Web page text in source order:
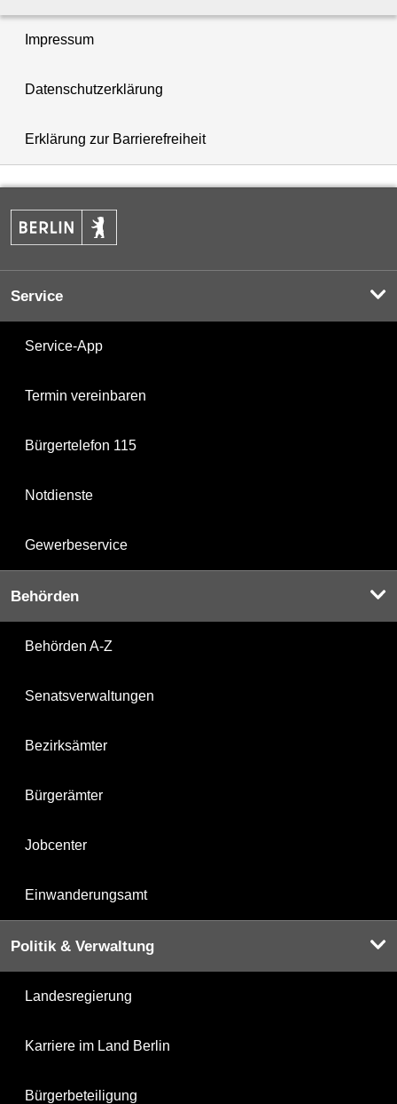
Impressum
Datenschutzerklärung
Erklärung zur Barrierefreiheit
Service
Service-App
Termin vereinbaren
Bürgertelefon 115
Notdienste
Gewerbeservice
Behörden
Behörden A-Z
Senatsverwaltungen
Bezirksämter
Bürgerämter
Jobcenter
Einwanderungsamt
Politik & Verwaltung
Landesregierung
Karriere im Land Berlin
Bürgerbeteiligung